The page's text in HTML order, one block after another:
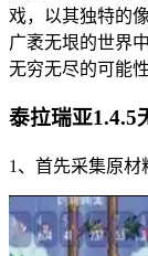
戏，以其独特的
广袤无垠的世界
无穷无尽的可能性
泰拉瑞亚1.4.5
1、首先采集原材